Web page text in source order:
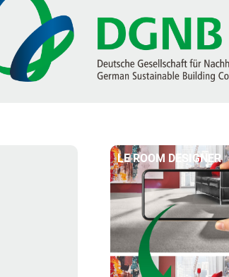
LE ROOM DESIGNER